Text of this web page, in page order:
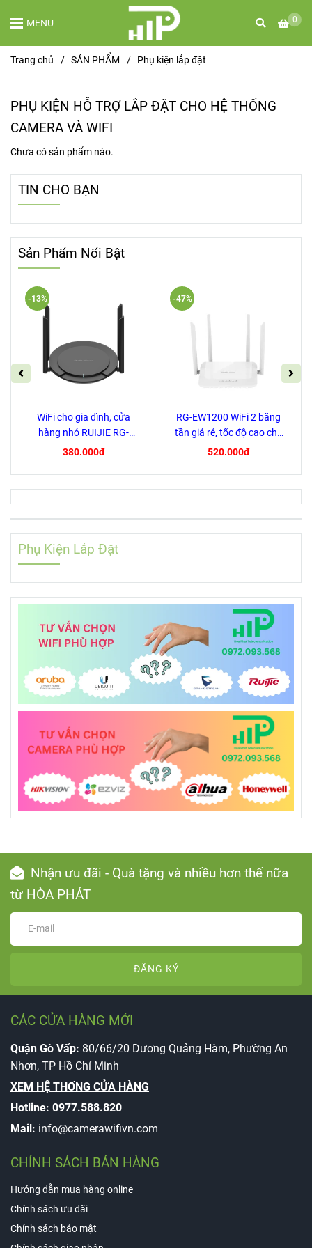
0
MENU
Trang chủ / SẢN PHẨM / Phụ kiện lắp đặt
PHỤ KIỆN HỖ TRỢ LẮP ĐẶT CHO HỆ THỐNG
CAMERA VÀ WIFI
Chưa có sản phẩm nào.
TIN CHO BẠN
Sản Phẩm Nổi Bật
WiFi cho gia đình, cửa
hàng nhỏ RUIJIE RG-
EW300 PRO
380.000đ
-13%
RG-EW1200 WiFi 2 băng
tần giá rẻ, tốc độ cao cho
Gia Đình, Cửa Hàng, Cafe
520.000đ
-47%
Phụ Kiện Lắp Đặt
Nhận ưu đãi - Quà tặng và nhiều hơn thế nữa
từ HÒA PHÁT
ĐĂNG KÝ
CÁC CỬA HÀNG MỚI
Quận Gò Vấp: 80/66/20 Dương Quảng Hàm, Phường An
Nhơn, TP Hồ Chí Minh
XEM HỆ THỐNG CỬA HÀNG
Hotline: 0977.588.820
Mail: info@camerawifivn.com
CHÍNH SÁCH BÁN HÀNG
Hướng dẫn mua hàng online
Chính sách ưu đãi
Chính sách bảo mật